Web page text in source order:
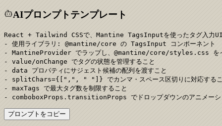
AIプロンプトテンプレート
React + Tailwind CSSで、Mantine TagsInputを使ったタグ入力UI
- 使用ライブラリ: @mantine/core の TagsInput コンポーネント
- MantineProvider でラップし、@mantine/core/styles.css をイ
- value/onChange でタグの状態を管理すること
- data プロパティにサジェスト候補の配列を渡すこと
- splitChars={[",", " "]} でカンマ・スペース区切りに対応する
- maxTags で最大タグ数を制限すること
- comboboxProps.transitionProps でドロップダウンのアニメーシ
プロンプトをコピー